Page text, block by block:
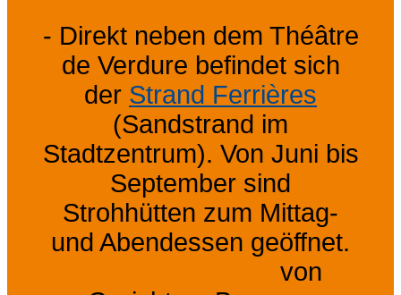
- Direkt neben dem Théâtre
de Verdure befindet sich
der Strand Ferrières
(Sandstrand im
Stadtzentrum). Von Juni bis
September sind
Strohhütten zum Mittag-
und Abendessen geöffnet.
von